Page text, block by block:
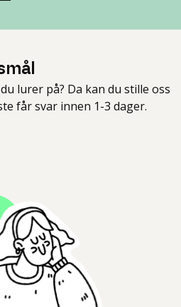
lurer på? Da kan du stille oss
får svar innen 1-3 dager.